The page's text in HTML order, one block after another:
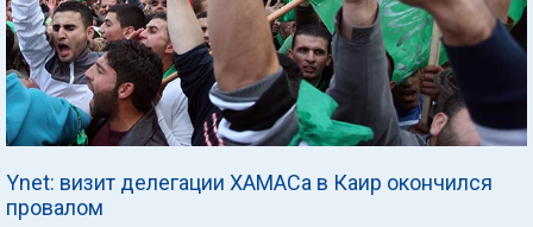
Ynet: визит делегации ХАМАСа в Каир окончился
провалом